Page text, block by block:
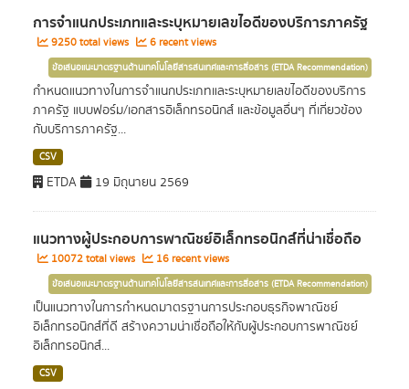
การจำแนกประเภทและระบุหมายเลขไอดีของบริการภาครัฐ
9250 total views 6 recent views
ข้อเสนอแนะมาตรฐานด้านเทคโนโลยีสารสนเทศและการสื่อสาร (ETDA Recommendation)
กำหนดแนวทางในการจำแนกประเภทและระบุหมายเลขไอดีของบริการ
ภาครัฐ แบบฟอร์ม/เอกสารอิเล็กทรอนิกส์ และข้อมูลอื่นๆ ที่เกี่ยวข้อง
กับบริการภาครัฐ...
CSV
ETDA 19 มิถุนายน 2569
แนวทางผู้ประกอบการพาณิชย์อิเล็กทรอนิกส์ที่น่าเชื่อถือ
10072 total views 16 recent views
ข้อเสนอแนะมาตรฐานด้านเทคโนโลยีสารสนเทศและการสื่อสาร (ETDA Recommendation)
เป็นแนวทางในการกำหนดมาตรฐานการประกอบธุรกิจพาณิชย์
อิเล็กทรอนิกส์ที่ดี สร้างความน่าเชื่อถือให้กับผู้ประกอบการพาณิชย์
อิเล็กทรอนิกส์...
CSV